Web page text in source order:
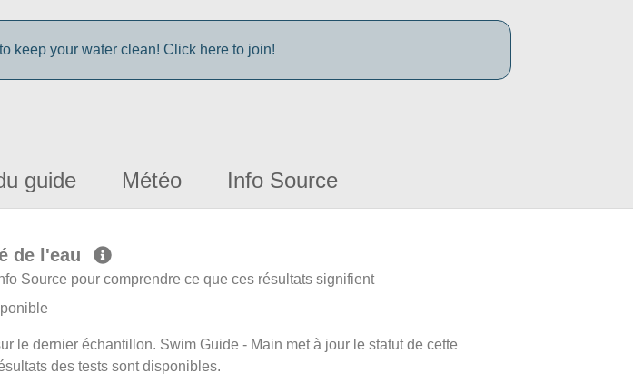
keep your water clean! Click here to join!
guide Météo Info Source
de l'eau
Source pour comprendre ce que ces résultats signifient
le dernier échantillon. Swim Guide - Main met à jour le statut de cette
des tests sont disponibles.